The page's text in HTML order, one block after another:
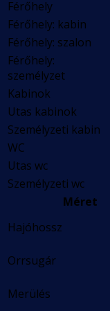
Férőhely
Férőhely: kabin
Férőhely: szalon
Férőhely:
személyzet
Kabinok
Utas kabinok
Személyzeti kabin
WC
Utas wc
Személyzeti wc
Méret
Hajóhossz
Orrsugár
Merülés